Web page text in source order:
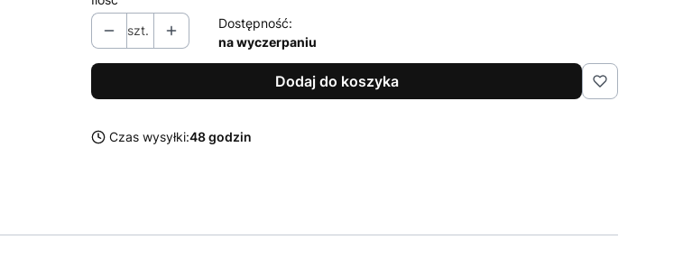
szt.
Dostępność:
na wyczerpaniu
Dodaj do koszyka
Czas wysyłki:48 godzin